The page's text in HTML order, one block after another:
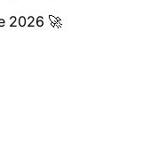
2026 🚀